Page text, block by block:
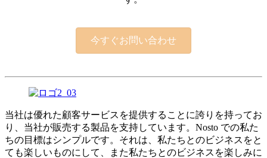
今すぐお問い合わせ
当社は優れた顧客サービスを提供することに誇りを持ってお
り、当社が販売する製品を支持しています。Nosto での私た
ちの目標はシンプルです。それは、私たちとのビジネスをと
ても楽しいものにして、また私たちとのビジネスを楽しみに